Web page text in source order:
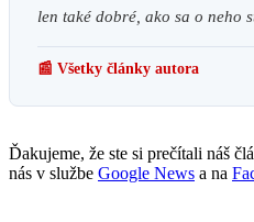
len také dobré, ako sa o neho
📰 Všetky články autora
Ďakujeme, že ste si prečítali náš
nás v službe Google News a na